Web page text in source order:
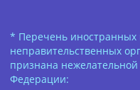
* Перечень
неправительственных
признана
Федерации: